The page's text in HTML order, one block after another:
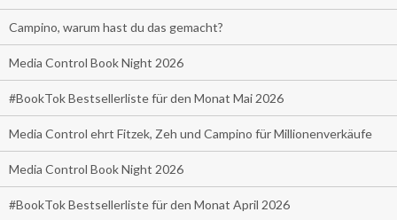
Campino, warum hast du das gemacht?
Media Control Book Night 2026
#BookTok Bestsellerliste für den Monat Mai 2026
Media Control ehrt Fitzek, Zeh und Campino für Millionenverkäufe
Media Control Book Night 2026
#BookTok Bestsellerliste für den Monat April 2026